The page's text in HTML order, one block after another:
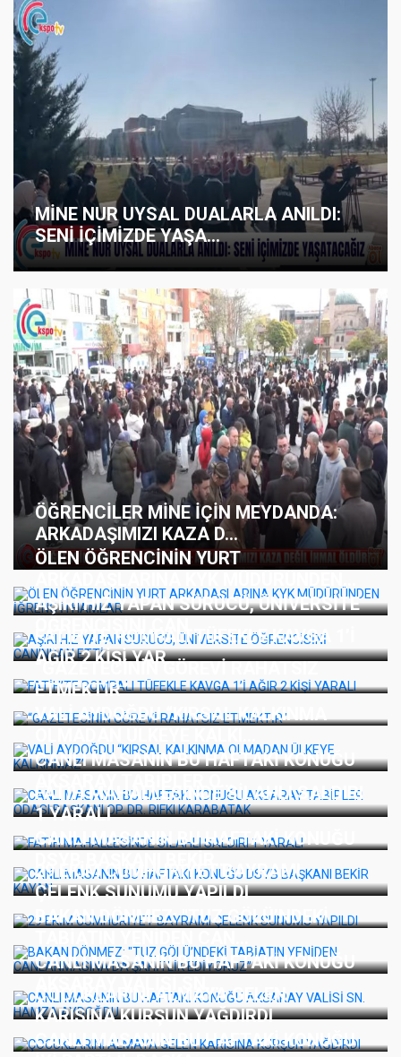
MİNE NUR UYSAL DUALARLA ANILDI:
SENİ İÇİMİZDE YAŞA...
ÖĞRENCİLER MİNE İÇİN MEYDANDA:
ARKADAŞIMIZI KAZA D...
ÖLEN ÖĞRENCİNİN YURT
AŞIRI HIZ YAPAN SÜRÜCÜ, ÜNİVERSİTE
FATİH’TE POMPALI TÜFEKLE KAVGA 1’İ
AĞIR 2 KİŞİ YAR...
ETMEKTİR”
VALİ AYDOĞDU “KIRSAL KALKINMA
CANLI MASANIN BU HAFTAKİ KONUĞU
FATİH MAHALLESİNDE SİLAHLI SALDIRI
1 YARALI
CANLI MASANIN BU HAFTAKİ KONUĞU
29 EKİM CUMHURİYET BAYRAMI
ÇELENK SUNUMU YAPILDI
BAKAN DÖNMEZ: "TUZ GÖLÜ’NDEKİ
CANLI MASANIN BU HAFTAKİ KONUĞU
ÇOCUKLARINI ALMAYA GELEN
KARISINA KURŞUN YAĞDIRDI
CANLI MASANIN BU HAFTAKİ KONUĞU